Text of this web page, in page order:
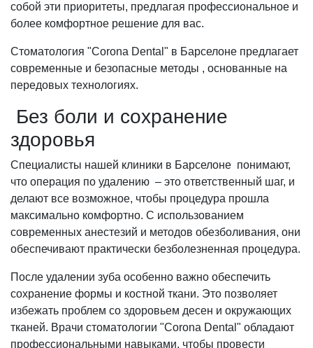
собой эти приоритеты, предлагая профессиональное и
более комфортное решение для вас.
Стоматология "Corona Dental" в Барселоне предлагает
современные и безопасные методы , основанные на
передовых технологиях.
Без боли и сохранение
здоровья
Специалисты нашей клиники в Барселоне понимают,
что операция по удалению – это ответственный шаг, и
делают все возможное, чтобы процедура прошла
максимально комфортно. С использованием
современных анестезий и методов обезболивания, они
обеспечивают практически безболезненная процедура.
После удалении зуба особенно важно обеспечить
сохранение формы и костной ткани. Это позволяет
избежать проблем со здоровьем десен и окружающих
тканей. Врачи стоматологии "Corona Dental" обладают
профессиональными навыками, чтобы провести